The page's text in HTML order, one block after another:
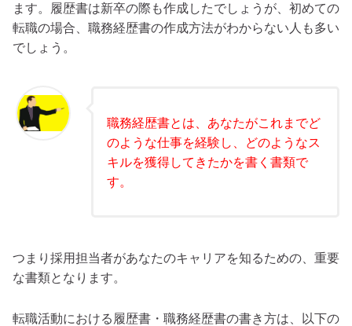
ます。履歴書は新卒の際も作成したでしょうが、初めての
転職の場合、職務経歴書の作成方法がわからない人も多い
でしょう。
職務経歴書とは、あなたがこれまでど
のような仕事を経験し、どのようなス
キルを獲得してきたかを書く書類で
す。
つまり採用担当者があなたのキャリアを知るための、重要
な書類となります。
転職活動における履歴書・職務経歴書の書き方は、以下の